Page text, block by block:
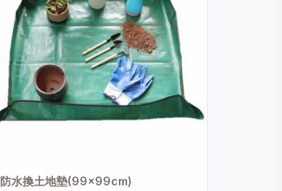
防水換土地墊(99x99cm)